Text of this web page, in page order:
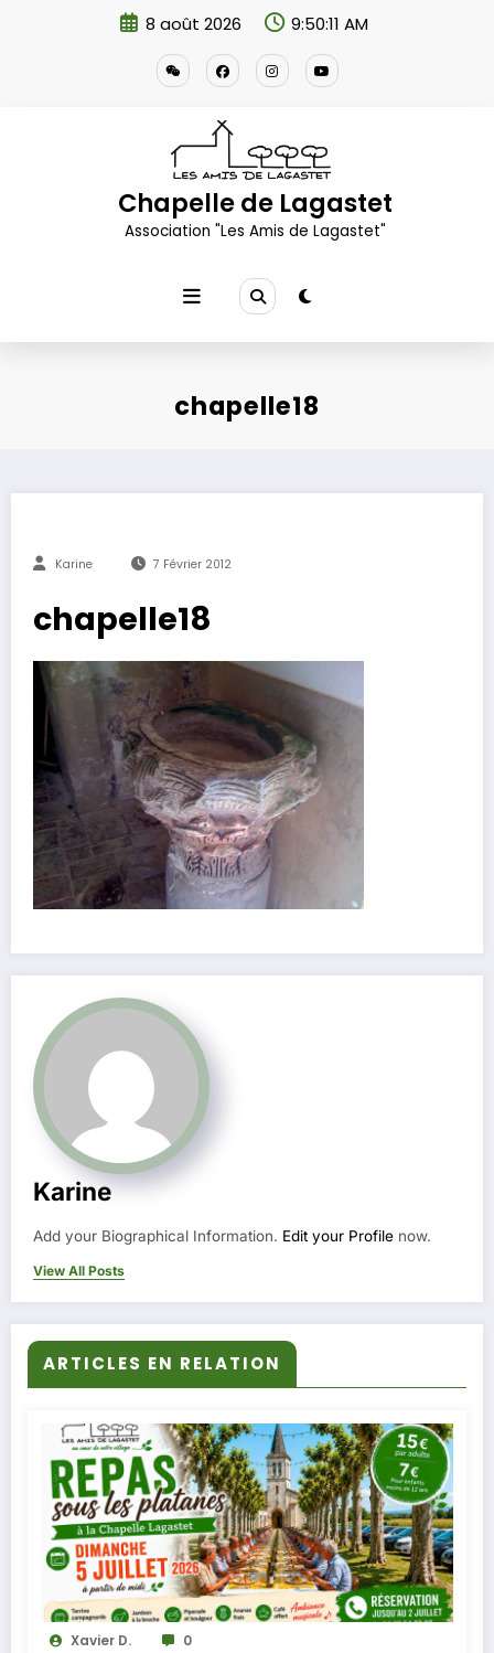
8 août 2026 9:50:12 AM
Chapelle de Lagastet
Association "Les Amis de Lagastet"
chapelle18
Karine 7 Février 2012
chapelle18
Karine
Add your Biographical Information. Edit your Profile now.
View All Posts
ARTICLES EN RELATION
Xavier D. 0